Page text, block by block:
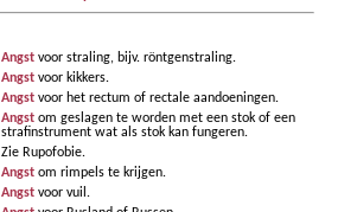
Angst voor straling, bijv. röntgenstraling.
Angst voor kikkers.
Angst voor het rectum of rectale aandoeningen.
Angst om geslagen te worden met een stok of een
strafinstrument wat als stok kan fungeren.
Zie Rupofobie.
Angst om rimpels te krijgen.
Angst voor vuil.